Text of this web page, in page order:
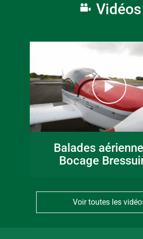
Vidéos
Balades
Bocage
Voir toutes les